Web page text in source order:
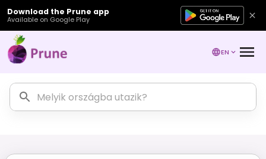
Download the Prune app
Available on Google Play
EN